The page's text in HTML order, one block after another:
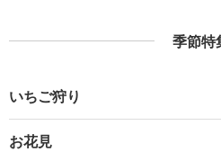
季節特
いちご狩り
お花見